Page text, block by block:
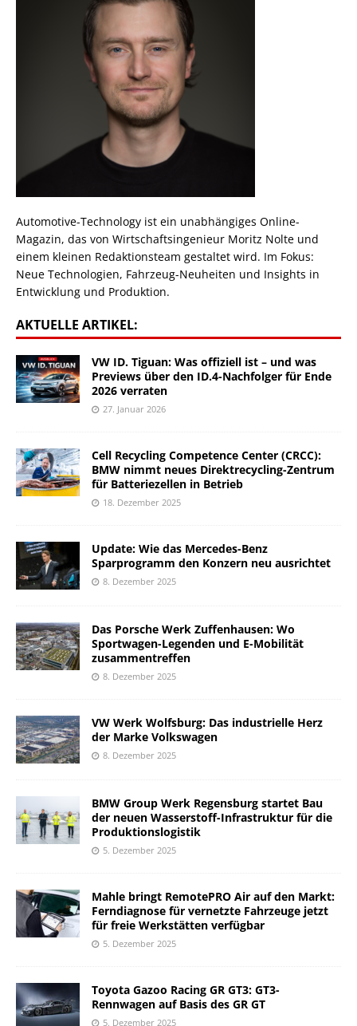
Automotive-Technology ist ein unabhängiges Online-
Magazin, das von Wirtschaftsingenieur Moritz Nolte und
einem kleinen Redaktionsteam gestaltet wird. Im Fokus:
Neue Technologien, Fahrzeug-Neuheiten und Insights in
Entwicklung und Produktion.
AKTUELLE ARTIKEL:
VW ID. Tiguan: Was offiziell ist – und was
Previews über den ID.4-Nachfolger für Ende
2026 verraten
27. Januar 2026
Cell Recycling Competence Center (CRCC):
BMW nimmt neues Direktrecycling-Zentrum
für Batteriezellen in Betrieb
18. Dezember 2025
Update: Wie das Mercedes-Benz
Sparprogramm den Konzern neu ausrichtet
8. Dezember 2025
Das Porsche Werk Zuffenhausen: Wo
Sportwagen-Legenden und E-Mobilität
zusammentreffen
8. Dezember 2025
VW Werk Wolfsburg: Das industrielle Herz
der Marke Volkswagen
8. Dezember 2025
BMW Group Werk Regensburg startet Bau
der neuen Wasserstoff-Infrastruktur für die
Produktionslogistik
5. Dezember 2025
Mahle bringt RemotePRO Air auf den Markt:
Ferndiagnose für vernetzte Fahrzeuge jetzt
für freie Werkstätten verfügbar
5. Dezember 2025
Toyota Gazoo Racing GR GT3: GT3-
Rennwagen auf Basis des GR GT
5. Dezember 2025